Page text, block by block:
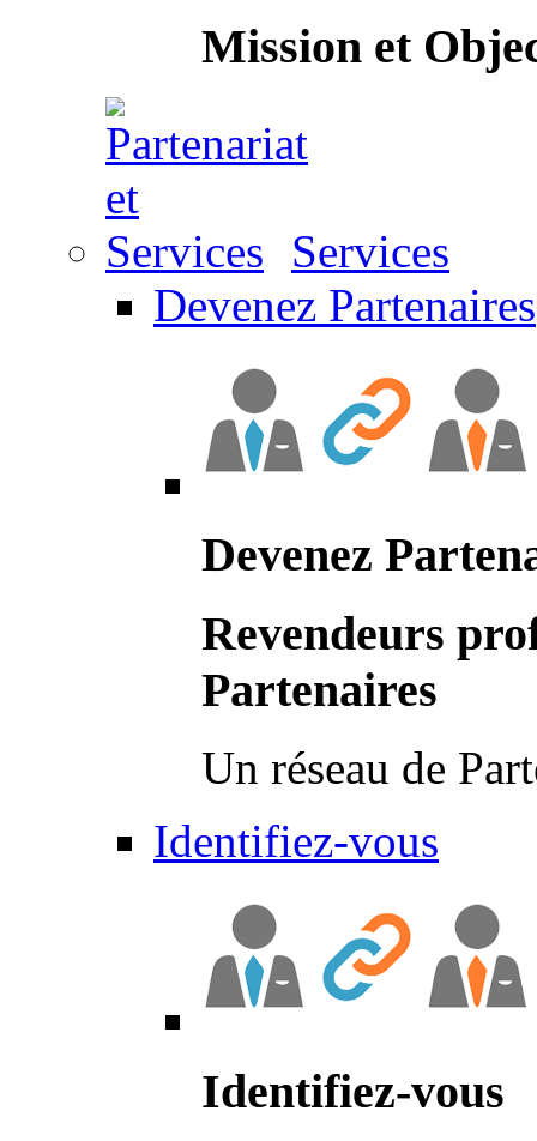
Mission et
Services
Devenez Partenaires
Devenez
Revendeurs
Partenaires
Un réseau de
Identifiez-vous
Identifiez-vous